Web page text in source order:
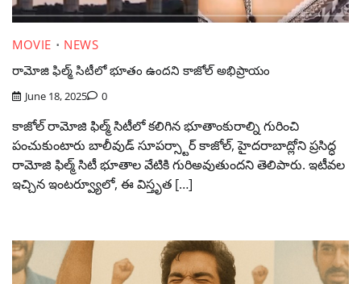
MOVIE
NEWS
రామోజి ఫిల్మ్ సిటీలో భూతం ఉందని కాజోల్ అభిప్రాయం
June 18, 2025 0
కాజోల్ రామోజి ఫిల్మ్ సిటీలో కలిగిన భూతాంకురాల్ని గురించి
పంచుకుంటారు బాలీవుడ్ సూపర్స్టార్ కాజోల్, హైదరాబాద్లోని ప్రసిద్ధ
రామోజి ఫిల్మ్ సిటీ భూతాల వేటికి గురిఅవుతుందని తెలిపారు. ఇటీవల
ఇచ్చిన ఇంటర్వ్యూలో, ఈ విస్తృత […]